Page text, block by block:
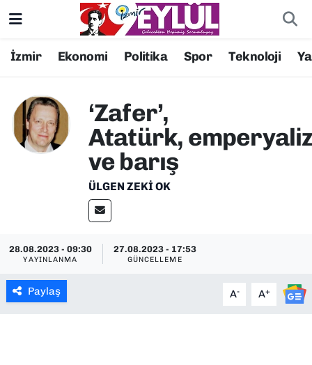
İzmir Ekonomi Politika Spor Teknoloji
‘Zafer’,
Atatürk,
ve barış
ÜLGEN ZEKI OK
28.08.2023 - 09:30
YAYINLANMA
27.08.2023 - 17:53
GÜNCELLEME
Paylaş A- A+
Resmi İlanlar
DÜNYA
EKONOMİ
MAGAZİN
POLİTİKA
Konak Nöbetçi Eczaneler
Konak Trafik Yoğunluk Haritası
Süper Lig Puan Durumu ve Fikstür
Tüm Manşetler
Haber Arşivi